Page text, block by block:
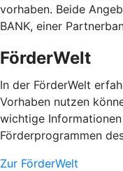
vorhaben. Beide
BANK, einer
FörderWelt
In der FörderWelt
Vorhaben nutzen
wichtige
Förderprogrammen
Zur FörderWelt